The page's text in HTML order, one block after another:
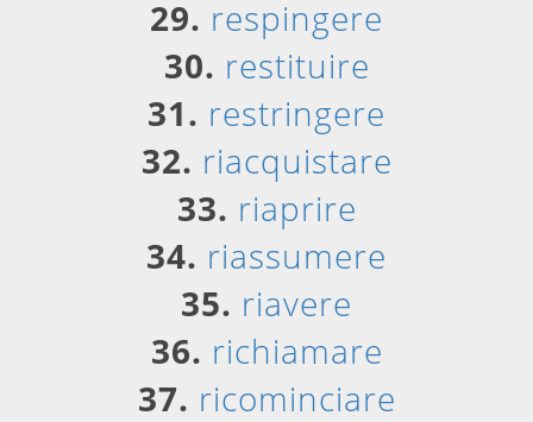
29. respingere
30. restituire
31. restringere
32. riacquistare
33. riaprire
34. riassumere
35. riavere
36. richiamare
37. ricominciare